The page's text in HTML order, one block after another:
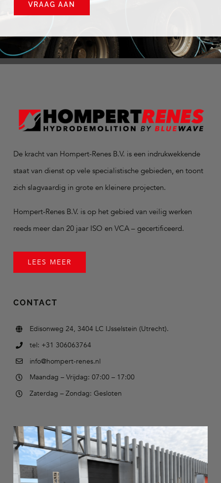
VRAAG AAN
De kracht van Hompert-Renes B.V. is een indrukwekkende
staat van dienst op vele specialistische gebieden, en toont
zich slagvaardig in grote en kleinere projecten.
Hompert-Renes B.V. is op het gebied van veilig werken
reeds meer dan 20 jaar ISO en VCA – gecertificeerd.
LEES MEER
CONTACT
Edisonweg 24, 3404 LC IJsselstein (Utrecht).
tel: +31 306063764
info@hompert-renes.nl
Maandag – Vrijdag: 07:00 – 17:00
Zaterdag – Zondag: Gesloten